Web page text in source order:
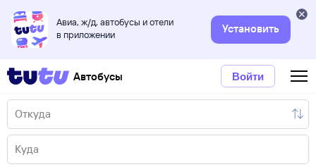
Авиа, ж/д, автобусы и отели
в приложении
Установить
Автобусы Войти